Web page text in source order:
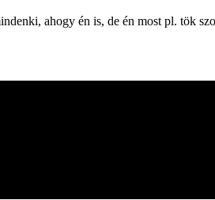
ahogy én is, de én most pl. tök